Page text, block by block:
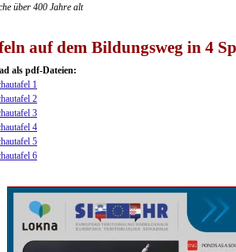
über 400 Jahre alt
auf dem Bildungsweg in 4
als pdf-Dateien:
1
2
3
4
5
6